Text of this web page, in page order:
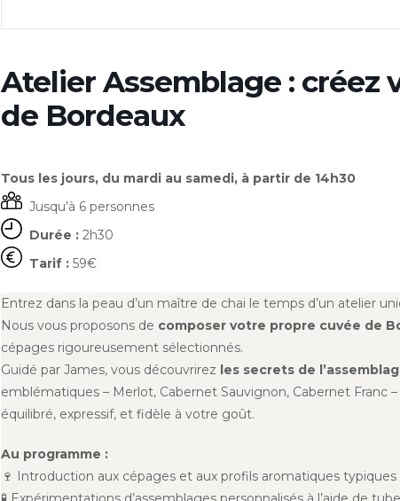
Atelier Assemblage : créez
de Bordeaux
Tous les jours, du mardi au samedi, à partir de 14h30
Jusqu’à 6 personnes
Durée :2h30
Tarif :59€
Entrez dans la peau d’un maître de chai le temps d’un atelier
Nous vous proposons de composer votre propre cuvée de
cépages rigoureusement sélectionnés.
Guidé par James, vous découvrirez les secrets de
emblématiques – Merlot, Cabernet Sauvignon, Cabernet Franc
équilibré, expressif, et fidèle à votre goût.
Au programme :
🍷 Introduction aux cépages et aux profils aromatiques typiques